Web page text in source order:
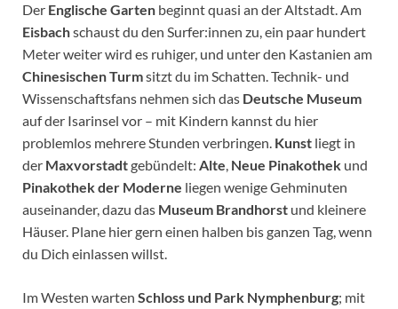
Der Englische Garten beginnt quasi an der Altstadt. Am
Eisbachschaust du den Surfer:innen zu, ein paar hundert
Meter weiter wird es ruhiger, und unter den Kastanien am
Chinesischen Turmsitzt du im Schatten. Technik- und
Wissenschaftsfans nehmen sich das Deutsche Museum
auf der Isarinsel vor – mit Kindern kannst du hier
problemlos mehrere Stunden verbringen. Kunst liegt in
der Maxvorstadtgebündelt: Alte Neue Pinakothek und
Pinakothek der Moderne liegen wenige Gehminuten
auseinander, dazu das Museum Brandhorst und kleinere
Häuser. Plane hier gern einen halben bis ganzen Tag, wenn
du Dich einlassen willst.
Im Westen warten Schloss und Park Nymphenburg; mit